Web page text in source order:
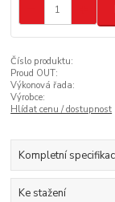
Číslo produktu:
Proud OUT:
Výkonová řada:
Výrobce:
Hlídat cenu / dostupnost
Kompletní
Ke stažení